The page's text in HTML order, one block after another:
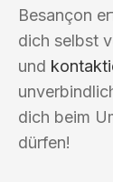
Besançon
dich selbst
und
dich beim
dürfen!